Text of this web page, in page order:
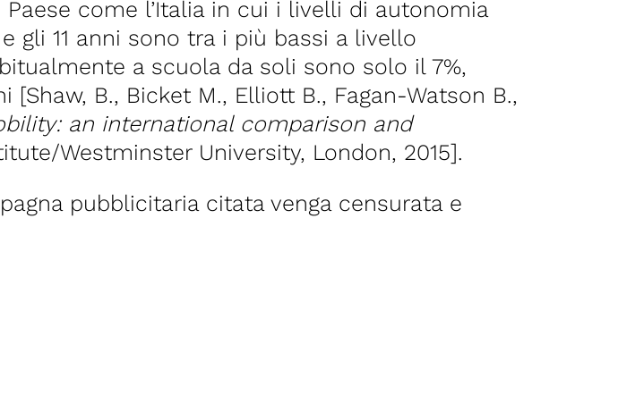
come l’Italia in cui i livelli di autonomia
gli 11 anni sono tra i più bassi a livello
a scuola da soli sono solo il 7%,
B., Bicket M., Elliott B., Fagan-Watson B.,
an international comparison and
Westminster University, London, 2015].
pubblicitaria citata venga censurata e